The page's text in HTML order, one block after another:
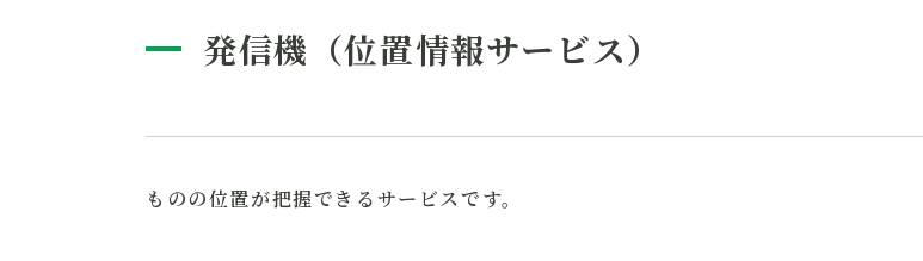
発信機（位置情報サービス）
ものの位置が把握できるサービスです。